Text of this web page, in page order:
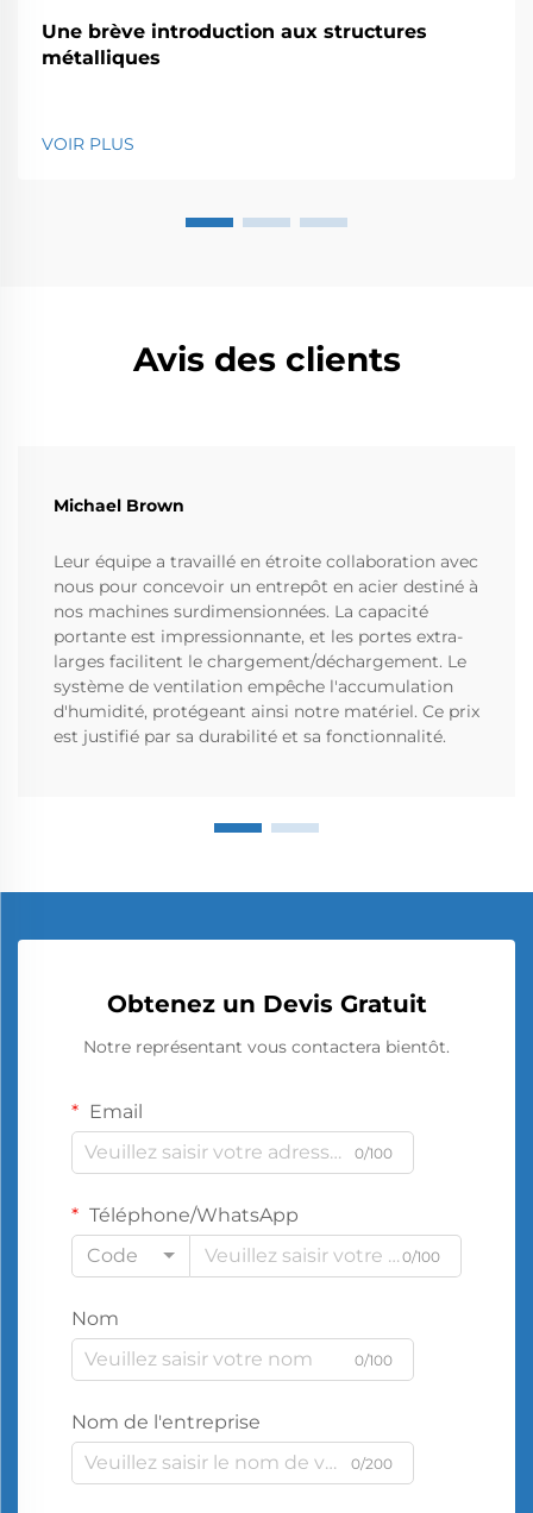
Une brève introduction aux structures
métalliques
VOIR PLUS
Avis des clients
Michael Brown
Leur équipe a travaillé en étroite collaboration avec
nous pour concevoir un entrepôt en acier destiné à
nos machines surdimensionnées. La capacité
portante est impressionnante, et les portes extra-
larges facilitent le chargement/déchargement. Le
système de ventilation empêche l'accumulation
d'humidité, protégeant ainsi notre matériel. Ce prix
est justifié par sa durabilité et sa fonctionnalité.
Obtenez un Devis Gratuit
Notre représentant vous contactera bientôt.
Email
0/100
Téléphone/WhatsApp
Code
0/100
Nom
0/100
Nom de l'entreprise
0/200